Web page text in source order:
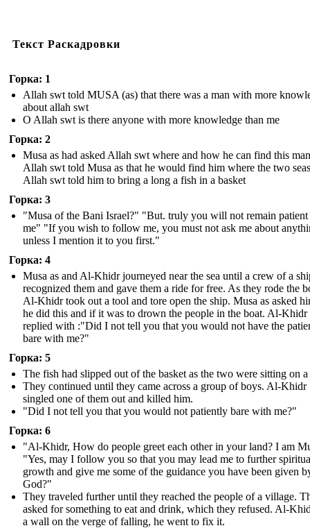
Текст Раскадровки
Горка: 1
Allah swt told MUSA (as) that there was a man with more
about allah swt
O Allah swt is there anyone with more knowledge than me
Горка: 2
Musa as had asked Allah swt where and how he can find this
Allah swt told Musa as that he would find him where the two
Allah swt told him to bring a long a fish in a basket
Горка: 3
"Musa of the Bani Israel?" "But. truly you will not remain
me" "If you wish to follow me, you must not ask me about
unless I mention it to you first."
Горка: 4
Musa as and Al-Khidr journeyed near the sea until a crew of a
recognized them and gave them a ride for free. As they rode the
Al-Khidr took out a tool and tore open the ship. Musa as asked
he did this and if it was to drown the people in the boat. Al-Khidr
replied with :"Did I not tell you that you would not have the
bare with me?"
Горка: 5
The fish had slipped out of the basket as the two were sitting on
They continued until they came across a group of boys. Al-Khidr
singled one of them out and killed him.
"Did I not tell you that you would not patiently bare with me?"
Горка: 6
"Al-Khidr, How do people greet each other in your land? I am
"Yes, may I follow you so that you may lead me to further
growth and give me some of the guidance you have been given
God?"
They traveled further until they reached the people of a village.
asked for something to eat and drink, which they refused. Al-
a wall on the verge of falling, he went to fix it.